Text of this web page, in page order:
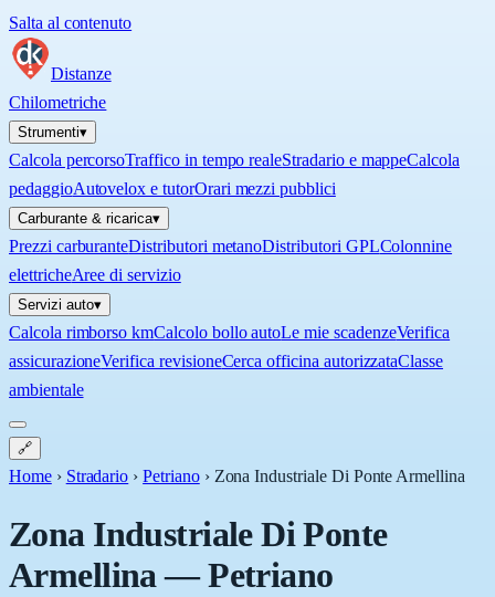
Salta al contenuto
Distanze
Chilometriche
Strumenti▾
Calcola percorsoTraffico in tempo realeStradario e mappeCalcola
pedaggioAutovelox e tutorOrari mezzi pubblici
Carburante & ricarica▾
Prezzi carburanteDistributori metanoDistributori GPLColonnine
elettricheAree di servizio
Servizi auto▾
Calcola rimborso kmCalcolo bollo autoLe mie scadenzeVerifica
assicurazioneVerifica revisioneCerca officina autorizzataClasse
ambientale
🔗
Home › Stradario › Petriano › Zona Industriale Di Ponte Armellina
Zona Industriale Di Ponte
Armellina—Petriano